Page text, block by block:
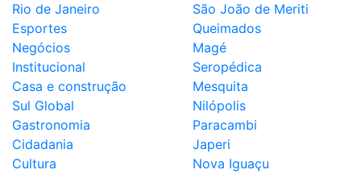
Rio de Janeiro
Esportes
Negócios
Institucional
Casa e construção
Sul Global
Gastronomia
Cidadania
Cultura
São João de Meriti
Queimados
Magé
Seropédica
Mesquita
Nilópolis
Paracambi
Japeri
Nova Iguaçu